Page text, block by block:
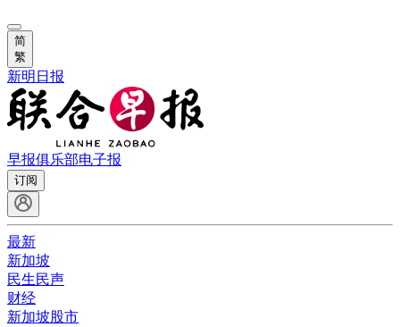
简
繁
新明日报
早报俱乐部电子报
订阅
最新
新加坡
民生民声
财经
新加坡股市